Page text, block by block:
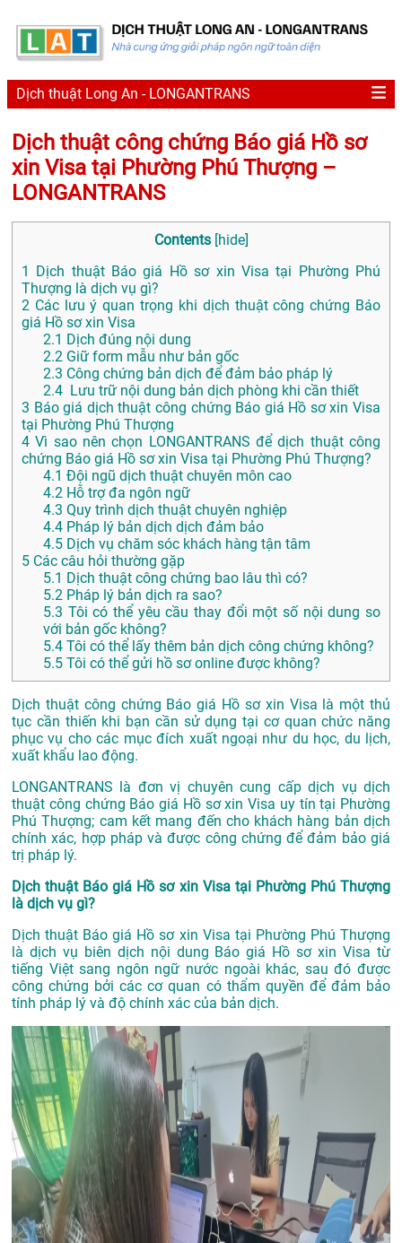
Dịch thuật Long An - LONGANTRANS
Dịch thuật công chứng Báo giá Hồ sơ
xin Visa tại Phường Phú Thượng –
LONGANTRANS
Contents [hide]
1
Dịch thuật Báo giá Hồ sơ xin Visa tại Phường Phú
Thượng là dịch vụ gì?
2 Các lưu ý quan trọng khi dịch thuật công chứng Báo
giá Hồ sơ xin Visa
2.1 Dịch đúng nội dung
2.2 Giữ form mẫu như bản gốc
2.3 Công chứng bản dịch để đảm bảo pháp lý
2.4 Lưu trữ nội dung bản dịch phòng khi cần thiết
3 Báo giá dịch thuật công chứng Báo giá Hồ sơ xin Visa
tại Phường Phú Thượng
4 Vì sao nên chọn LONGANTRANS để dịch thuật công
chứng Báo giá Hồ sơ xin Visa tại Phường Phú Thượng?
4.1 Đội ngũ dịch thuật chuyên môn cao
4.2 Hỗ trợ đa ngôn ngữ
4.3 Quy trình dịch thuật chuyên nghiệp
4.4 Pháp lý bản dịch dịch đảm bảo
4.5 Dịch vụ chăm sóc khách hàng tận tâm
5 Các câu hỏi thường gặp
5.1 Dịch thuật công chứng bao lâu thì có?
5.2 Pháp lý bản dịch ra sao?
5.3 Tôi có thể yêu cầu thay đổi một số nội dung so
với bản gốc không?
5.4 Tôi có thể lấy thêm bản dịch công chứng không?
5.5 Tôi có thể gửi hồ sơ online được không?
Dịch thuật công chứng Báo giá Hồ sơ xin Visa là một thủ
tục cần thiến khi bạn cần sử dụng tại cơ quan chức năng
phục vụ cho các mục đích xuất ngoại như du học, du lịch,
xuất khẩu lao động.
LONGANTRANS là đơn vị chuyên cung cấp dịch vụ dịch
thuật công chứng Báo giá Hồ sơ xin Visa uy tín tại Phường
Phú Thượng; cam kết mang đến cho khách hàng bản dịch
chính xác, hợp pháp và được công chứng để đảm bảo giá
trị pháp lý.
Dịch thuật Báo giá Hồ sơ xin Visa tại Phường Phú Thượng
là dịch vụ gì?
Dịch thuật Báo giá Hồ sơ xin Visa tại Phường Phú Thượng
là dịch vụ biên dịch nội dung Báo giá Hồ sơ xin Visa từ
tiếng Việt sang ngôn ngữ nước ngoài khác, sau đó được
công chứng bởi các cơ quan có thẩm quyền để đảm bảo
tính pháp lý và độ chính xác của bản dịch.